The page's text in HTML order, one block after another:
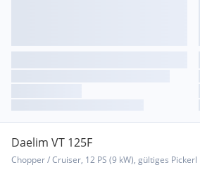
Daelim VT 125F
Chopper / Cruiser, 12 PS (9 kW), gültiges Pickerl